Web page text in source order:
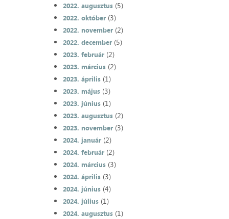
2022. augusztus(5)
2022. október(3)
2022. november(2)
2022. december(5)
2023. február(2)
2023. március(2)
2023. április(1)
2023. május(3)
2023. június(1)
2023. augusztus(2)
2023. november(3)
2024. január(2)
2024. február(2)
2024. március(3)
2024. április(3)
2024. június(4)
2024. július(1)
2024. augusztus(1)